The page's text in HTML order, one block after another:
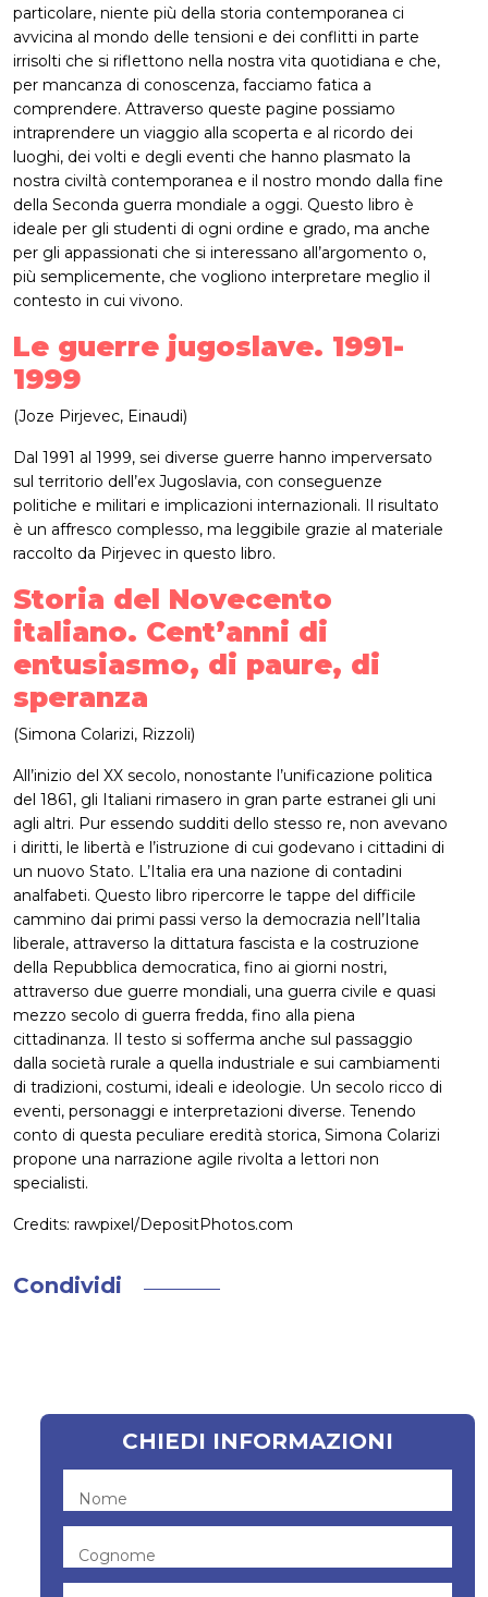
particolare, niente più della storia contemporanea ci
avvicina al mondo delle tensioni e dei conflitti in parte
irrisolti che si riflettono nella nostra vita quotidiana e che,
per mancanza di conoscenza, facciamo fatica a
comprendere. Attraverso queste pagine possiamo
intraprendere un viaggio alla scoperta e al ricordo dei
luoghi, dei volti e degli eventi che hanno plasmato la
nostra civiltà contemporanea e il nostro mondo dalla fine
della Seconda guerra mondiale a oggi. Questo libro è
ideale per gli studenti di ogni ordine e grado, ma anche
per gli appassionati che si interessano all’argomento o,
più semplicemente, che vogliono interpretare meglio il
contesto in cui vivono.
Le guerre jugoslave. 1991-
1999
(Joze Pirjevec, Einaudi)
Dal 1991 al 1999, sei diverse guerre hanno imperversato
sul territorio dell’ex Jugoslavia, con conseguenze
politiche e militari e implicazioni internazionali. Il risultato
è un affresco complesso, ma leggibile grazie al materiale
raccolto da Pirjevec in questo libro.
Storia del Novecento
italiano. Cent’anni di
entusiasmo, di paure, di
speranza
(Simona Colarizi, Rizzoli)
All’inizio del XX secolo, nonostante l’unificazione politica
del 1861, gli Italiani rimasero in gran parte estranei gli uni
agli altri. Pur essendo sudditi dello stesso re, non avevano
i diritti, le libertà e l’istruzione di cui godevano i cittadini di
un nuovo Stato. L’Italia era una nazione di contadini
analfabeti. Questo libro ripercorre le tappe del difficile
cammino dai primi passi verso la democrazia nell’Italia
liberale, attraverso la dittatura fascista e la costruzione
della Repubblica democratica, fino ai giorni nostri,
attraverso due guerre mondiali, una guerra civile e quasi
mezzo secolo di guerra fredda, fino alla piena
cittadinanza. Il testo si sofferma anche sul passaggio
dalla società rurale a quella industriale e sui cambiamenti
di tradizioni, costumi, ideali e ideologie. Un secolo ricco di
eventi, personaggi e interpretazioni diverse. Tenendo
conto di questa peculiare eredità storica, Simona Colarizi
propone una narrazione agile rivolta a lettori non
specialisti.
Credits: rawpixel/DepositPhotos.com
Condividi
CHIEDI INFORMAZIONI
Nome
Cognome